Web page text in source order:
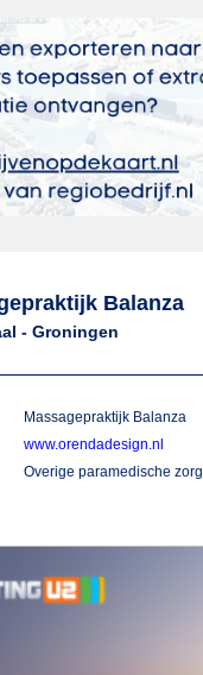
Balanza
- Groningen
Massagepraktijk Balanza
www.orendadesign.nl
Overige paramedische zorg